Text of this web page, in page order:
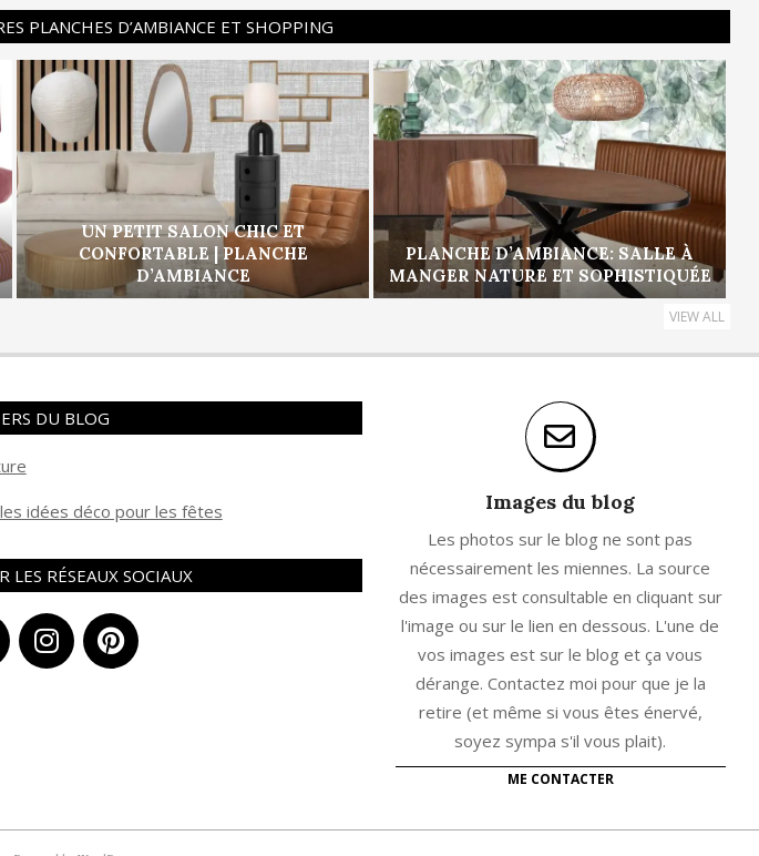
PLANCHES D’AMBIANCE ET SHOPPING
UN PETIT SALON CHIC ET
CONFORTABLE | PLANCHE
D’AMBIANCE
PLANCHE D’AMBIANCE: SALLE À
MANGER NATURE ET SOPHISTIQUÉE
VIEW ALL
DU BLOG
idées déco pour les fêtes
LES RÉSEAUX SOCIAUX
Images du blog
Les photos sur le blog ne sont pas
nécessairement les miennes. La source
des images est consultable en cliquant sur
l'image ou sur le lien en dessous. L'une de
vos images est sur le blog et ça vous
dérange. Contactez moi pour que je la
retire (et même si vous êtes énervé,
soyez sympa s'il vous plait).
ME CONTACTER